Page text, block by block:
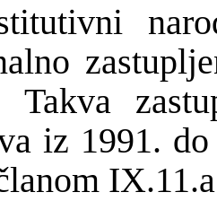
Takva
iz 1991.